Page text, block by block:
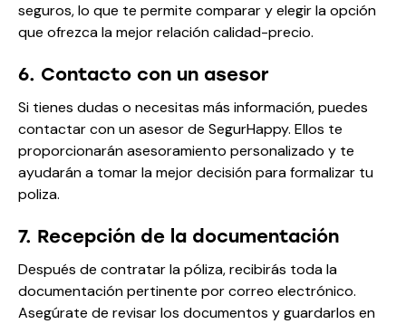
seguros, lo que te permite comparar y elegir la opción
que ofrezca la mejor relación calidad-precio.
6. Contacto con un asesor
Si tienes dudas o necesitas más información, puedes
contactar con un asesor de SegurHappy. Ellos te
proporcionarán asesoramiento personalizado y te
ayudarán a tomar la mejor decisión para formalizar tu
poliza.
7. Recepción de la documentación
Después de contratar la póliza, recibirás toda la
documentación pertinente por correo electrónico.
Asegúrate de revisar los documentos y guardarlos en